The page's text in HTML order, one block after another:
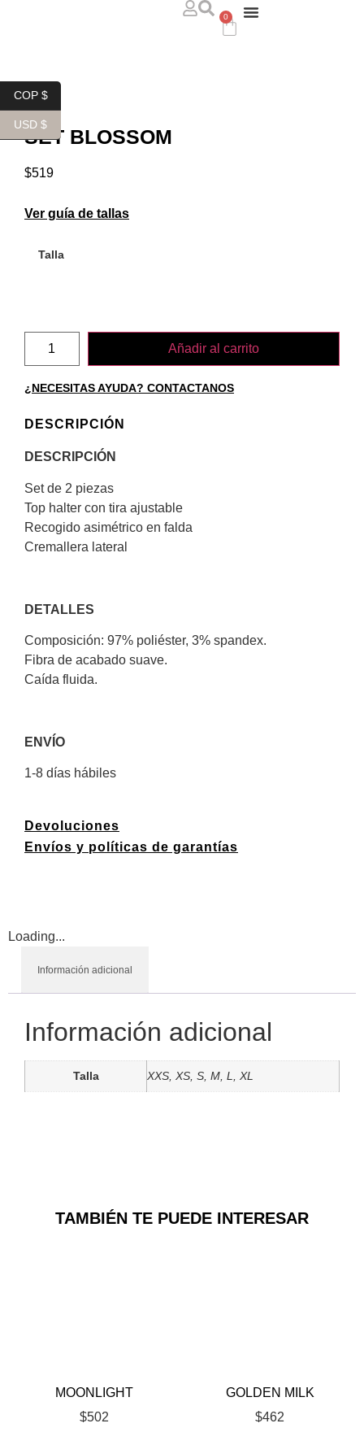
0
SET BLOSSOM
$519
Ver guía de tallas
Talla
Añadir al carrito
¿NECESITAS AYUDA? CONTACTANOS
DESCRIPCIÓN
DESCRIPCIÓN
Set de 2 piezas
Top halter con tira ajustable
Recogido asimétrico en falda
Cremallera lateral
DETALLES
Composición: 97% poliéster, 3% spandex.
Fibra de acabado suave.
Caída fluida.
ENVÍO
1-8 días hábiles
Devoluciones
Envíos y políticas de garantías
Loading...
Información adicional
Información adicional
Talla XXS, XS, S, M, L, XL
TAMBIÉN TE PUEDE INTERESAR
MOONLIGHT
$502
GOLDEN MILK
$462
COP $
USD $